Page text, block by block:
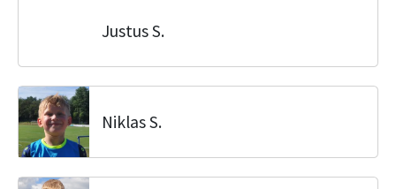
Justus S.
Niklas S.